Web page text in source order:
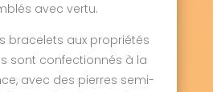
avec vertu.
bracelets aux propriétés
sont confectionnés à la
avec des pierres semi-